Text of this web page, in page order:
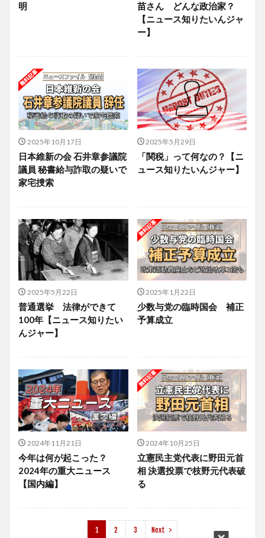
明
苗さん どんな政治家？
【ニュース知りたいんジャ
ー】
2025年10月17日
日本維新の会 石井章参議院
議員 秘書給与詐取の疑いで
家宅捜索
2025年5月29日
「関税」って何なの？【ニ
ュース知りたいんジャー】
2025年5月22日
普通選挙 法律ができて
100年【ニュース知りたい
んジャー】
2025年1月22日
少数与党の臨時国会 補正
予算成立
2024年11月21日
今年は何が起こった？
2024年の重大ニュース
【国内編】
2024年10月25日
立憲民主党代表に野田元首
相 決選投票で枝野元代表破
る
1 2 3 Next